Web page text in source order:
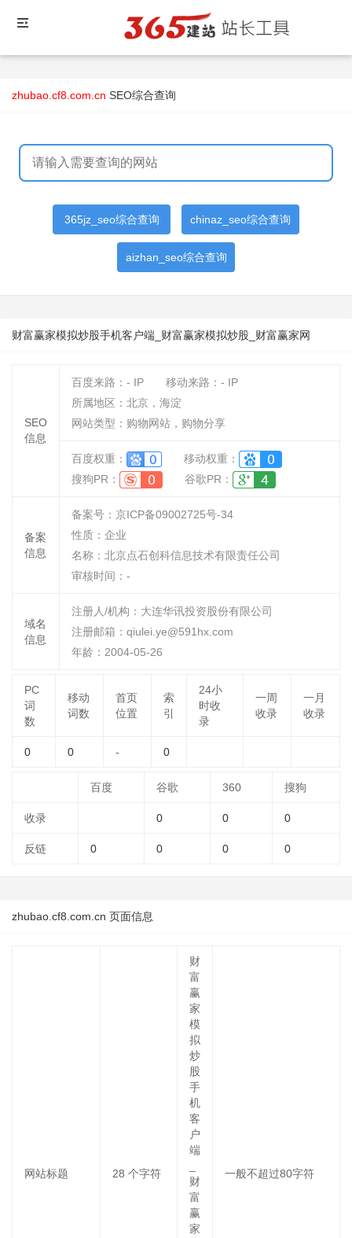
zhubao.cf8.com.cn SEO综合查询
365jz_seo综合查询 chinaz_seo综合查询
aizhan_seo综合查询
财富赢家模拟炒股手机客户端_财富赢家模拟炒股_财富赢家网
SEO
信息
百度来路： - IP 移动来路： - IP
所属地区：北京，海淀
网站类型：购物网站，购物分享
百度权重：
移动权重：
搜狗PR：
谷歌PR：
备案
信息
备案号：京ICP备09002725号-34
性质： 企业
名称： 北京点石创科信息技术有限责任公司
审核时间： -
域名
信息
注册人/机构：大连华讯投资股份有限公司
注册邮箱：qiulei.ye@591hx.com
年龄：2004-05-26
PC
词
数
移动
词数
首页
位置
索
引
24小
时收
录
一周
收录
一月
收录
0 0 - 0
百度 谷歌 360 搜狗
收录 0 0 0
反链 0 0 0 0
zhubao.cf8.com.cn 页面信息
网站标题 28 个字符
财
富
赢
家
模
拟
炒
股
手
机
客
户
端
财
富
赢
家
一般不超过80字符